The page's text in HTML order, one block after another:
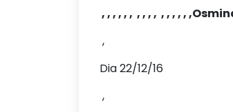
, , , , , , , , , , , , , , ,
,
Dia 22/12/16
,